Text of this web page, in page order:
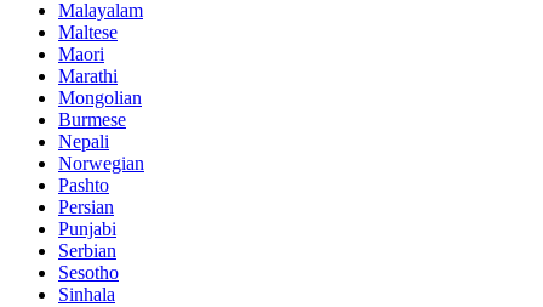
Malayalam
Maltese
Maori
Marathi
Mongolian
Burmese
Nepali
Norwegian
Pashto
Persian
Punjabi
Serbian
Sesotho
Sinhala